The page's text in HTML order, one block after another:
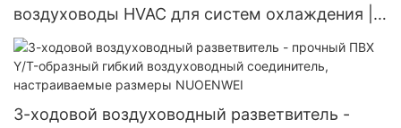
воздуховоды HVAC для систем охлаждения |
Теплоизоляция воздуховода кондиционера
NUOENWEI
3-ходовой воздуховодный разветвитель -